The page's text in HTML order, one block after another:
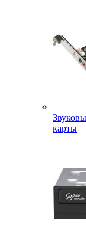
карты